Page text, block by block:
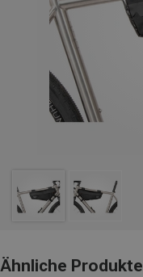
Ähnliche Produkte